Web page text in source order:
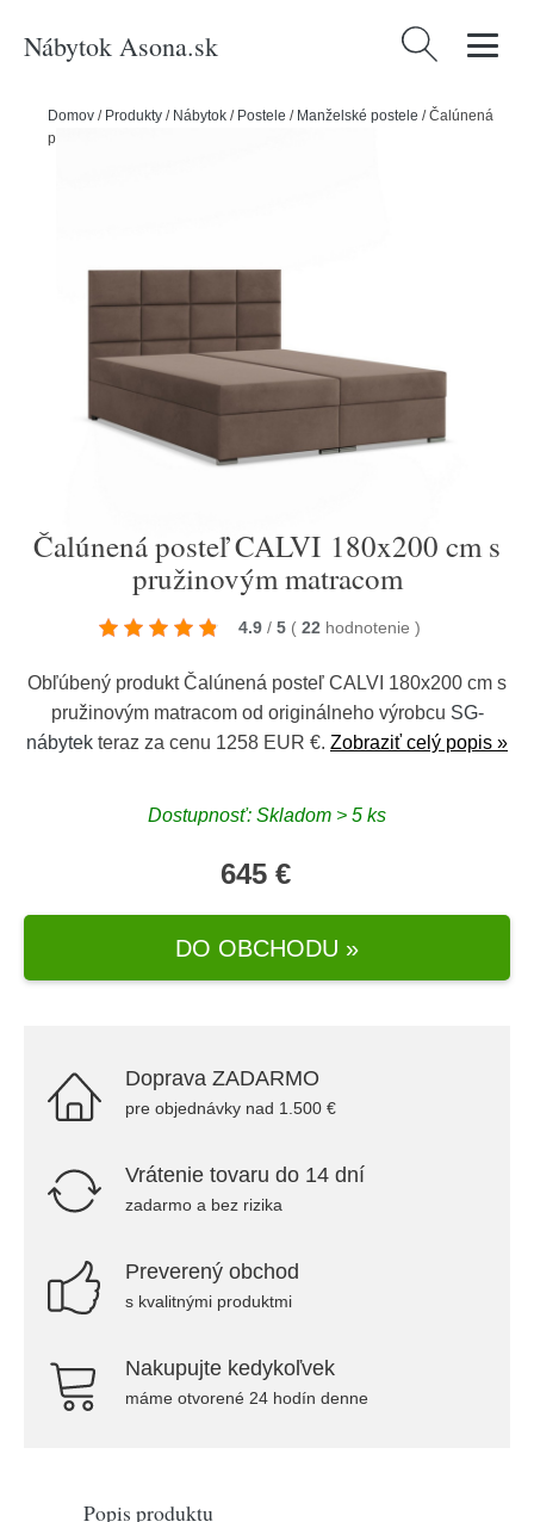
Nábytok Asona.sk Hľadať:
Domov / Produkty / Nábytok / Postele / Manželské postele /Čalúnená
posteľ CALVI 180x200 cm s pružinovým matracom
Čalúnená posteľ CALVI 180x200 cm s
pružinovým matracom
4.9 / 5 ( 22 hodnotenie )
Obľúbený produkt Čalúnená posteľ CALVI 180x200 cm s
pružinovým matracom od originálneho výrobcu SG-
nábytek teraz za cenu 1258 EUR €. Zobraziť celý popis »
Dostupnosť: Skladom > 5 ks
645 €
DO OBCHODU »
Doprava ZADARMO
pre objednávky nad 1.500 €
Vrátenie tovaru do 14 dní
zadarmo a bez rizika
Preverený obchod
s kvalitnými produktmi
Nakupujte kedykoľvek
máme otvorené 24 hodín denne
Popis produktu